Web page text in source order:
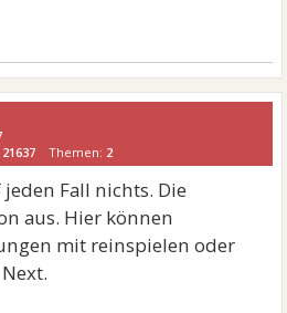
21637 Themen: 2
Fall nichts. Die
aus. Hier können
mit reinspielen oder